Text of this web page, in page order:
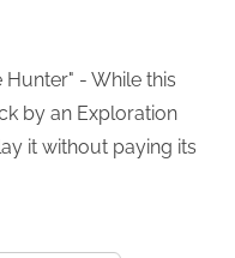
Hunter" - While this
by an Exploration
it without paying its